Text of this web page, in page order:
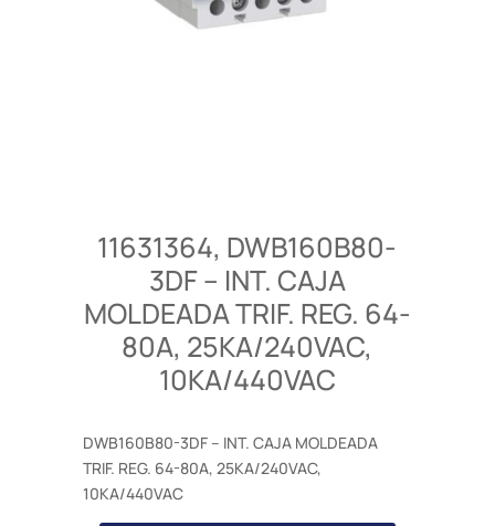
11631364, DWB160B80-
3DF – INT. CAJA
MOLDEADA TRIF. REG. 64-
80A, 25KA/240VAC,
10KA/440VAC
DWB160B80-3DF – INT. CAJA MOLDEADA
TRIF. REG. 64-80A, 25KA/240VAC,
10KA/440VAC